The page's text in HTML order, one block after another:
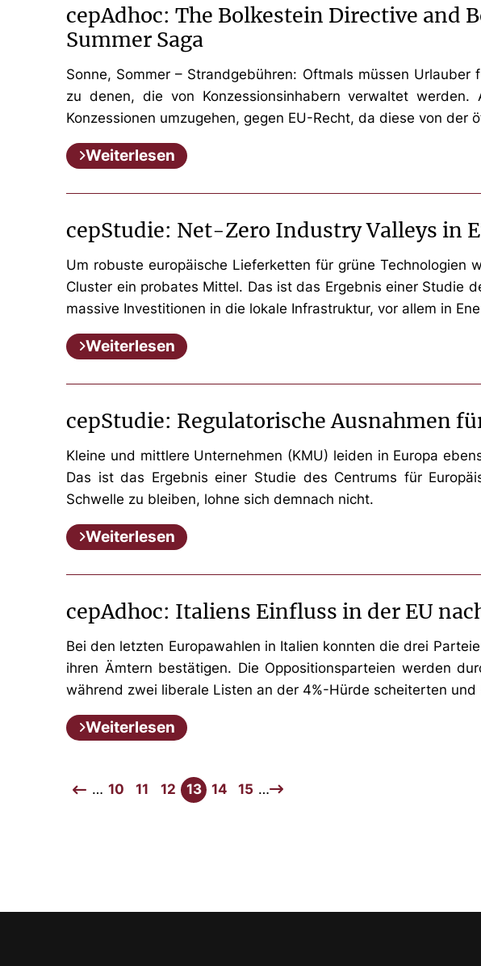
cepAdhoc: The Bolkestein Directive and
Summer Saga
Sonne, Sommer – Strandgebühren: Oftmals müssen
zu denen, die von Konzessionsinhabern verwaltet
Konzessionen umzugehen, gegen EU-Recht, da diese von
Weiterlesen
cepStudie: Net-Zero Industry Valleys in
Um robuste europäische Lieferketten für grüne
Cluster ein probates Mittel. Das ist das Ergebnis einer Studie
massive Investitionen in die lokale Infrastruktur, vor allem in
Weiterlesen
cepStudie: Regulatorische Ausnahmen
Kleine und mittlere Unternehmen (KMU) leiden in Europa
Das ist das Ergebnis einer Studie des Centrums für
Schwelle zu bleiben, lohne sich demnach nicht.
Weiterlesen
cepAdhoc: Italiens Einfluss in der EU
Bei den letzten Europawahlen in Italien konnten die drei
ihren Ämtern bestätigen. Die Oppositionsparteien werden
während zwei liberale Listen an der 4%-Hürde scheiterten
Weiterlesen
… 10 11 12 13 14 15 …